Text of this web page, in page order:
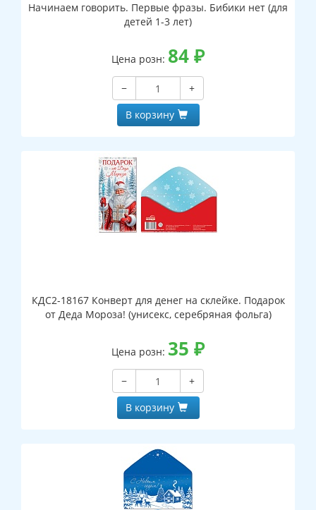
Начинаем говорить. Первые фразы. Бибики нет (для
детей 1-3 лет)
Цена розн: 84₽
−
+
В корзину
КДС2-18167 Конверт для денег на склейке. Подарок
от Деда Мороза! (унисекс, серебряная фольга)
Цена розн: 35 ₽
−
+
В корзину